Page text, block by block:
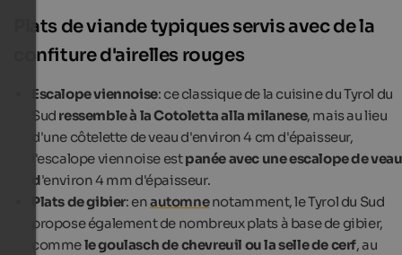
Plats de viande typiques servis avec de la
confiture d'airelles rouges
Escalope viennoise: ce classique de la cuisine du Tyrol du
Sud ressemble à la Cotoletta alla milanese, mais au lieu
d'une côtelette de veau d'environ 4 cm d'épaisseur,
l'escalope viennoise estpanée avec une escalope de veau
d'environ 4 mm d'épaisseur.
Plats de gibier: enautomnenotamment, le Tyrol du Sud
propose également de nombreux plats à base de gibier,
commele goulasch de chevreuil ou la selle de cerf, au